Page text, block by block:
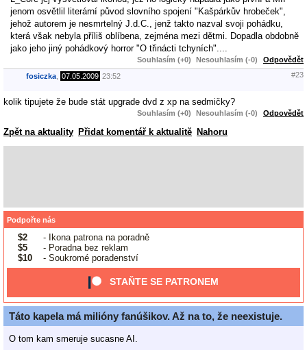
jenom osvětlil literární původ slovního spojení "Kašpárkův hrobeček",
jehož autorem je nesmrtelný J.d.C., jenž takto nazval svoji pohádku,
která však nebyla příliš oblíbena, zejména mezi dětmi. Dopadla obdobně
jako jeho jiný pohádkový horror "O třinácti tchyních"....
Souhlasím (+0) Nesouhlasím (-0) Odpovědět
fosiczka 07.05.2009 23:52 #23
kolik tipujete že bude stát upgrade dvd z xp na sedmičky?
Souhlasím (+0) Nesouhlasím (-0) Odpovědět
Zpět na aktuality Přidat komentář k aktualitě Nahoru
Podpořte nás
$2
- Ikona patrona na poradně
$5
- Poradna bez reklam
$10
- Soukromé poradenství
STAŇTE SE PATRONEM
Táto kapela má milióny fanúšikov. Až na to, že neexistuje.
O tom kam smeruje sucasne AI.